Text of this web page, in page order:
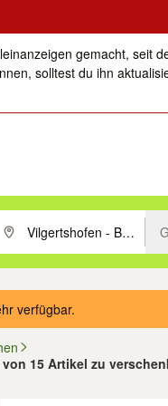
gemacht, seit
solltest du ihn
mit den Pfeiltasten
PLZ oder Ort eingeben.
verfügbar.
von 15 Artikel zu